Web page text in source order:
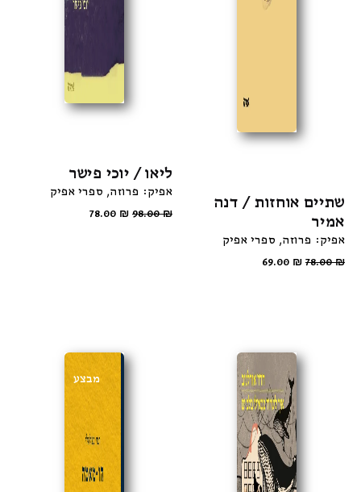
שתיים אוחזות / דנה
אמיר
אפיק: פרוזה ספרי אפיק
78.00₪
69.00 ₪
ליאו / יוכי פישר
אפיק: פרוזה ספרי אפיק
98.00₪
78.00 ₪
מבצע